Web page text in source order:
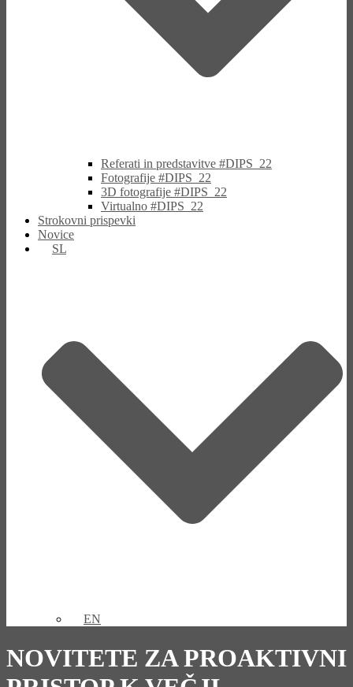
Referati in predstavitve #DIPS_22
Fotografije #DIPS_22
3D fotografije #DIPS_22
Virtualno #DIPS_22
Strokovni prispevki
Novice
SL
EN
NOVITETE ZA PROAKTIVNI